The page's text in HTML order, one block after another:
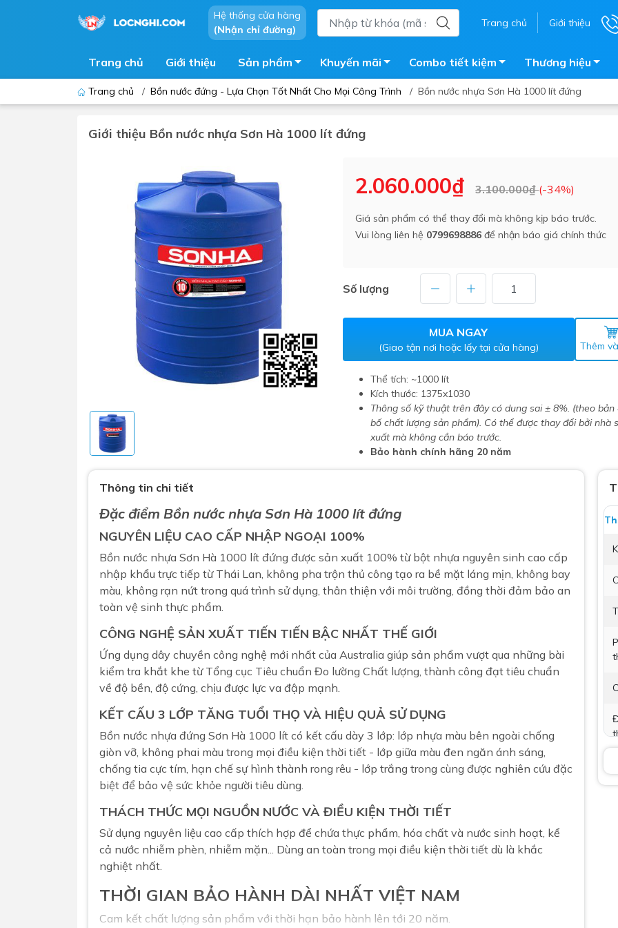
Hệ thống cửa hàng
(Nhận chỉ đường)
Trang chủ Giới thiệu
Trang chủ Giới thiệu Sản phẩm
Lavabo - Chậu rửa mặt
Vòi lavabo
Vòi chậu - vòi hồ - vòi gắn tường
Máy sấy tay
Lavabo tủ - Lavabo kính
Sen tắm đứng
Vòi sen tắm
Máy tắm nước nóng điện
Phụ kiện nhà tắm
Chậu giặt
Sen tắm âm tường
Sen tắm
trời
Bồn bảo ôn
Bồn nhựa tự hoại
Vòi pha nóng lạnh
Vật tư
Máy nước nóng gián tiếp
Phụ kiện nhà vệ sinh
Gương nhà vệ sinh - nhà tắm
Máy sấy tay
Nắp bồn cầu
Nắp điện tử
Combo thiết bị vệ sinh Lộc Nghi lựa
Combo bồn cầu nhà trọ giá rẻ
Combo thiết bị vệ sinh chính hãng
Combo Máy nước nóng năng lượng
mặt trời
Combo thiết bị vệ sinh cao cấp
Khuyến mãi Combo tiết kiệm Thương hiệu
Trang chủ / Bồn nước đứng - Lựa Chọn Tốt Nhất Cho Mọi Công Trình / Bồn nước nhựa Sơn Hà 1000 lít đứng
Giới thiệu Bồn nước nhựa Sơn Hà 1000 lít đứng
2.060.000₫ 3.100.000₫(-34%)
Giá sản phẩm có thể thay đổi mà không kịp báo trước.
Vui lòng liên hệ 0799698886 để nhận báo giá chính thức
Số lượng
MUA NGAY
(Giao tận nơi hoặc lấy tại cửa hàng) Thêm
Thể tích: ~1000 lít
Kích thước: 1375x1030
Thông số kỹ thuật trên đây có dung sai ± 8%. (theo bản
bố chất lượng sản phẩm). Có thể được thay đổi bởi nhà
xuất mà không cần báo trước.
Bảo hành chính hãng 20 năm
Thông tin chi tiết
Đặc điểm Bồn nước nhựa Sơn Hà 1000 lít đứng
NGUYÊN LIỆU CAO CẤP NHẬP NGOẠI 100%
Bồn nước nhựa Sơn Hà 1000 lít đứng được sản xuất 100% từ bột nhựa nguyên sinh cao cấp
nhập khẩu trực tiếp từ Thái Lan, không pha trộn thủ công tạo ra bề mặt láng mịn, không bay
màu, không rạn nứt trong quá trình sử dụng, thân thiện với môi trường, đồng thời đảm bảo an
toàn vệ sinh thực phẩm.
CÔNG NGHỆ SẢN XUẤT TIẾN TIẾN BẬC NHẤT THẾ GIỚI
Ứng dụng dây chuyền công nghệ mới nhất của Australia giúp sản phẩm vượt qua những bài
kiểm tra khắt khe từ Tổng cục Tiêu chuẩn Đo lường Chất lượng, thành công đạt tiêu chuẩn
về độ bền, độ cứng, chịu được lực va đập mạnh.
KẾT CẤU 3 LỚP TĂNG TUỔI THỌ VÀ HIỆU QUẢ SỬ DỤNG
Bồn nước nhựa đứng Sơn Hà 1000 lít có kết cấu dày 3 lớp: lớp nhựa màu bên ngoài chống
giòn vỡ, không phai màu trong mọi điều kiện thời tiết - lớp giữa màu đen ngăn ánh sáng,
chống tia cực tím, hạn chế sự hình thành rong rêu - lớp trắng trong cùng được nghiên cứu đặc
biệt để bảo vệ sức khỏe người tiêu dùng.
THÁCH THỨC MỌI NGUỒN NƯỚC VÀ ĐIỀU KIỆN THỜI TIẾT
Sử dụng nguyên liệu cao cấp thích hợp để chứa thực phẩm, hóa chất và nước sinh hoạt, kể
cả nước nhiễm phèn, nhiễm mặn... Dùng an toàn trong mọi điều kiện thời tiết dù là khắc
nghiệt nhất.
THỜI GIAN BẢO HÀNH DÀI NHẤT VIỆT NAM
Cam kết chất lượng sản phẩm với thời hạn bảo hành lên tới 20 năm.